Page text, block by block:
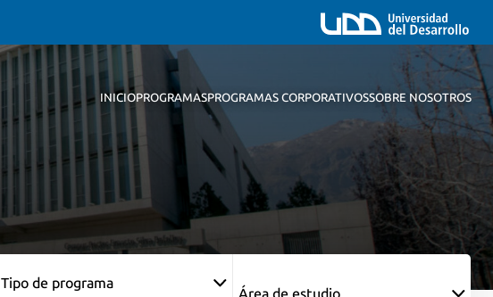
INICIOPROGRAMASPROGRAMAS CORPORATIVOSSOBRE NOSOTROS
Tipo de programa